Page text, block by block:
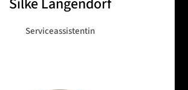
Serviceassistentin